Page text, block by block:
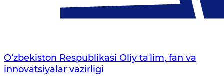
O‘zbekiston Respublikasi Oliy taʼlim, fan va
innovatsiyalar vazirligi